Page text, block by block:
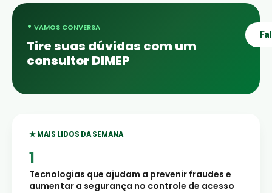
• VAMOS CONVERSA
Tire suas dúvidas com um
consultor DIMEP
★ MAIS LIDOS DA SEMANA
Tecnologias que ajudam a prevenir fraudes e
aumentar a segurança no controle de acesso